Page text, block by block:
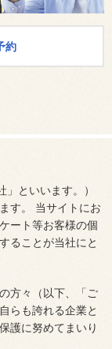
約
といいます。）
す。 当サイトにお
ート等お客様の個
ることが当社にと
方々（以下、「ご
らも誇れる企業と
護に努めてまいり